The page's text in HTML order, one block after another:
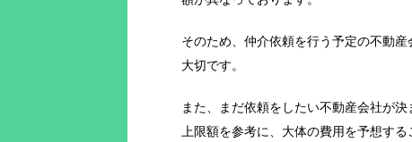
そのため、仲介依頼を行う予定の不動
大切です。
また、まだ依頼をしたい不動産会社が
上限額を参考に、大体の費用を予想する